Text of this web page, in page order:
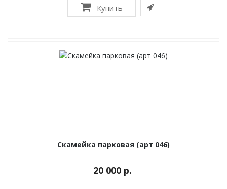
Купить
Скамейка парковая (арт 046)
20 000 р.